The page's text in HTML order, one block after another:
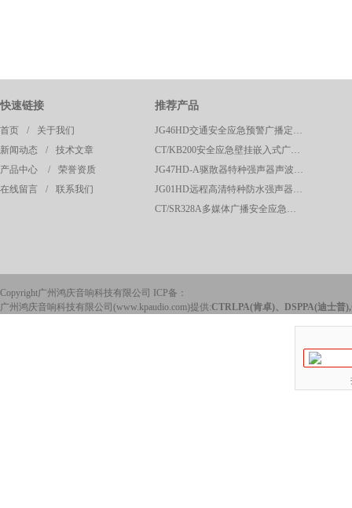
快速链接
首页 /
关于我们
新闻动态
/
技术文章
产品中心
/
荣誉资质
在线留言
/ 联系我们
推荐产品
JG46HD交通安全应急预警广播定向高清强声器
CT/KB200安全应急壁挂嵌入式广播呼叫控制主机
JG47HD-A驱散器特种强声器声波定向驱散器应急预警系统
JG01HD远程高清特种防水强声器校园广播应急系统
CT/SR328A多媒体广播安全应急声波驱散系统控制主机
Copyright广州鸿庆音响科技有限公司 ICP备：
广州鸿庆音响科技有限公司(www.kpaudio.com)提供:CTRLPA(肯卓)、DSPPA(迪士普